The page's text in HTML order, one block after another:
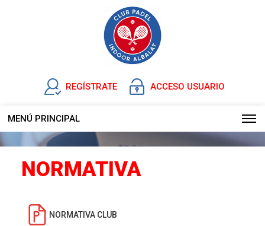
REGÍSTRATE ACCESO USUARIO
MENÚ PRINCIPAL
NORMATIVA
NORMATIVA CLUB